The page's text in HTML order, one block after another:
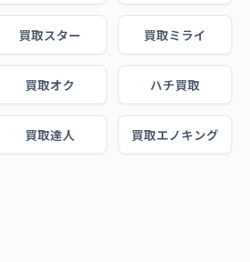
買取スター 買取ミライ
買取オク ハチ買取
買取達人 買取エノキング